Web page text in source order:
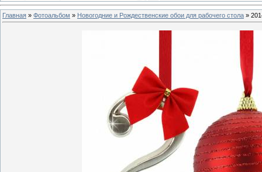
Главная » Фотоальбом » Новогодние и Рождественские обои для рабочего стола »